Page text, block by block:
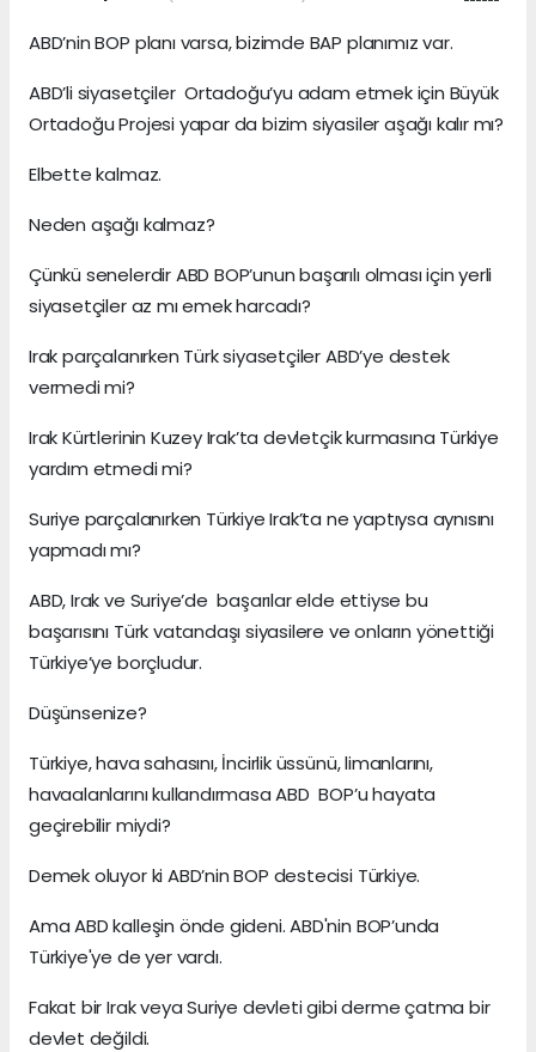
ABD’nin BOP planı varsa, bizimde BAP planımız var.
ABD’li siyasetçiler Ortadoğu’yu adam etmek için Büyük
Ortadoğu Projesi yapar da bizim siyasiler aşağı kalır mı?
Elbette kalmaz.
Neden aşağı kalmaz?
Çünkü senelerdir ABD BOP’unun başarılı olması için yerli
siyasetçiler az mı emek harcadı?
Irak parçalanırken Türk siyasetçiler ABD’ye destek
vermedi mi?
Irak Kürtlerinin Kuzey Irak’ta devletçik kurmasına Türkiye
yardım etmedi mi?
Suriye parçalanırken Türkiye Irak’ta ne yaptıysa aynısını
yapmadı mı?
ABD, Irak ve Suriye’de başarılar elde ettiyse bu
başarısını Türk vatandaşı siyasilere ve onların yönettiği
Türkiye’ye borçludur.
Düşünsenize?
Türkiye, hava sahasını, İncirlik üssünü, limanlarını,
havaalanlarını kullandırmasa ABD BOP’u hayata
geçirebilir miydi?
Demek oluyor ki ABD’nin BOP destecisi Türkiye.
Ama ABD kalleşin önde gideni. ABD'nin BOP’unda
Türkiye'ye de yer vardı.
Fakat bir Irak veya Suriye devleti gibi derme çatma bir
devlet değildi.